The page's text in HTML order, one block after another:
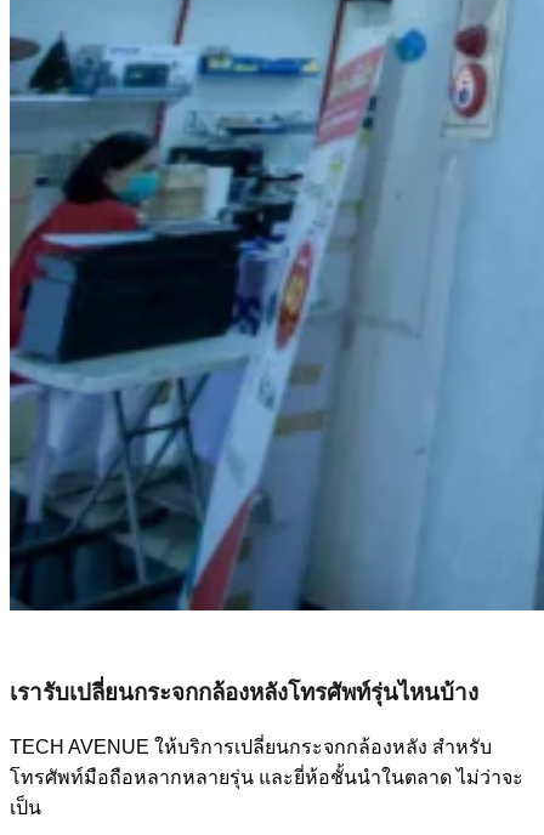
เรารับเปลี่ยนกระจกกล้องหลังโทรศัพท์รุ่นไหนบ้าง
TECH AVENUE ให้บริการเปลี่ยนกระจกกล้องหลัง สำหรับ
โทรศัพท์มือถือหลากหลายรุ่น และยี่ห้อชั้นนำในตลาด ไม่ว่าจะ
เป็น